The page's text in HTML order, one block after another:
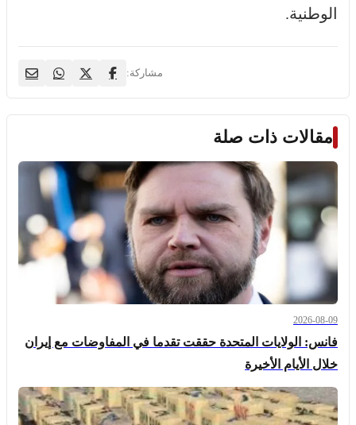
الوطنية.
مشاركة:
مقالات ذات صلة
2026-08-09
فانس: الولايات المتحدة حققت تقدما في المفاوضات مع إيران
خلال الأيام الأخيرة